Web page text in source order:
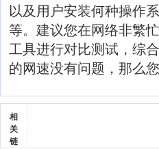
以及用户安装何种操作
等。建议您在网络非繁
工具进行对比测试，综
的网速没有问题，那么
相
关
链